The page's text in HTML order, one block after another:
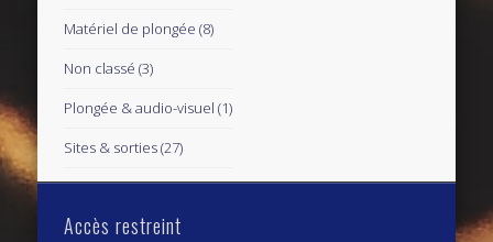
Matériel de plongée (8)
Non classé (3)
Plongée & audio-visuel (1)
Sites & sorties(27)
Accès restreint